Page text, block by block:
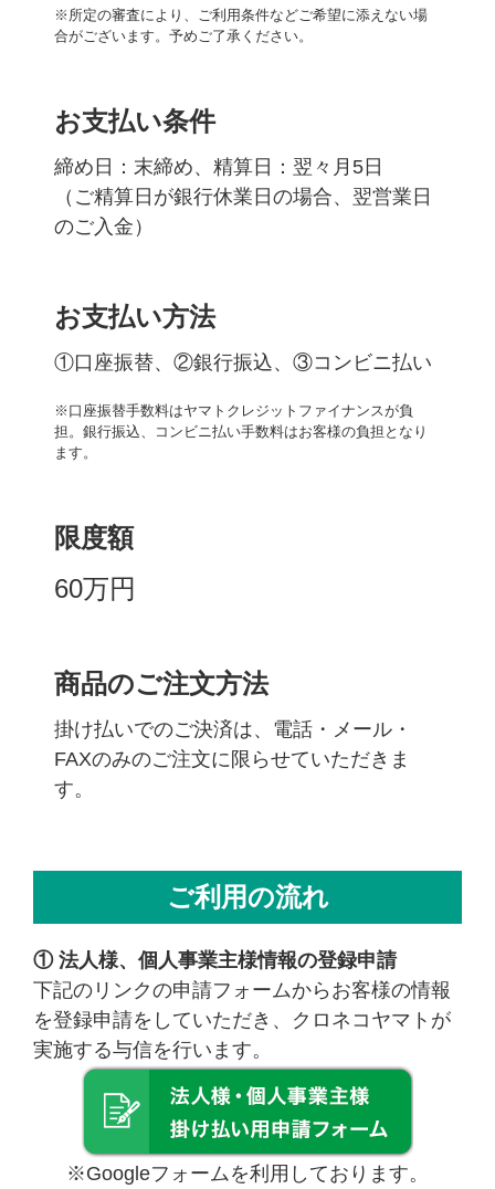
※所定の審査により、ご利用条件などご希望に添えない場
合がございます。予めご了承ください。
お支払い条件
締め日：末締め、精算日：翌々月5日
（ご精算日が銀行休業日の場合、翌営業日
のご入金）
お支払い方法
①口座振替、②銀行振込、③コンビニ払い
※口座振替手数料はヤマトクレジットファイナンスが負
担。銀行振込、コンビニ払い手数料はお客様の負担となり
ます。
限度額
60万円
商品のご注文方法
掛け払いでのご決済は、電話・メール・
FAXのみのご注文に限らせていただきま
す。
ご利用の流れ
① 法人様、個人事業主様情報の登録申請
下記のリンクの申請フォームからお客様の情報
を登録申請をしていただき、クロネコヤマトが
実施する与信を行います。
※Googleフォームを利用しております。